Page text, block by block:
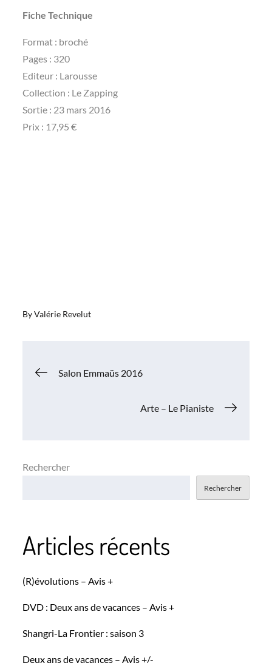
Fiche Technique
Format : broché
Pages : 320
Editeur : Larousse
Collection : Le Zapping
Sortie : 23 mars 2016
Prix : 17,95 €
ByValérie Revelut
Navigation
Salon Emmaüs 2016
Arte – Le Pianiste
Rechercher
Rechercher
Articles récents
(R)évolutions – Avis +
DVD : Deux ans de vacances – Avis +
Shangri-La Frontier : saison 3
Deux ans de vacances – Avis +/-